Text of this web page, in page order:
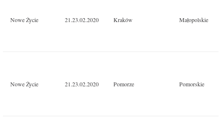
Nowe Życie 21.23.02.2020 Kraków Małopolskie
Nowe Życie 21.23.02.2020 Pomorze Pomorskie